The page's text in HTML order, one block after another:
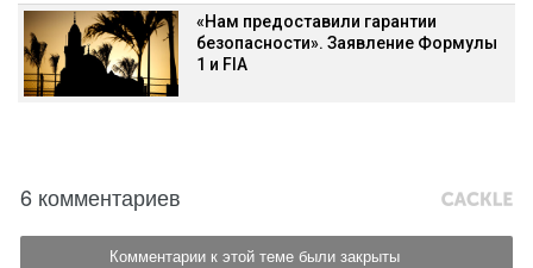
«Нам предоставили гарантии
безопасности». Заявление Формулы
1 и FIA
6 комментариев
Комментарии к этой теме были закрыты